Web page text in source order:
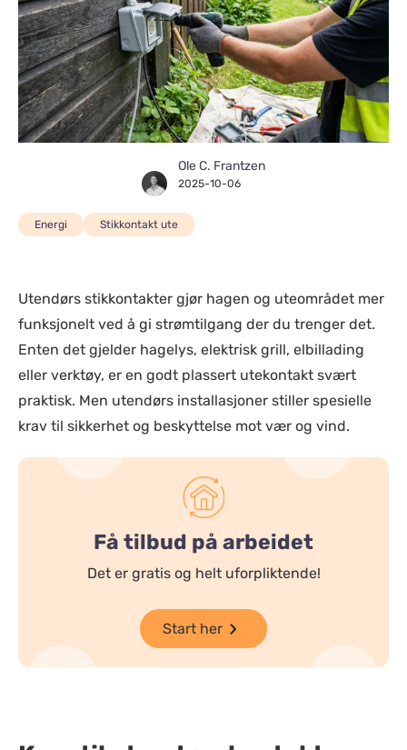
Ole C. Frantzen
2025-10-06
Energi Stikkontakt ute
Utendørs stikkontakter gjør hagen og uteområdet mer
funksjonelt ved å gi strømtilgang der du trenger det.
Enten det gjelder hagelys, elektrisk grill, elbillading
eller verktøy, er en godt plassert utekontakt svært
praktisk. Men utendørs installasjoner stiller spesielle
krav til sikkerhet og beskyttelse mot vær og vind.
Få tilbud på arbeidet
Det er gratis og helt uforpliktende!
Start her